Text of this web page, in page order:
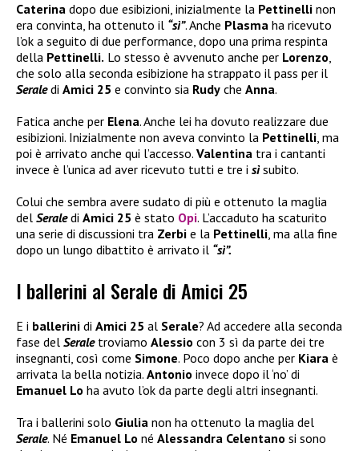
Caterina dopo due esibizioni, inizialmente la Pettinelli non
era convinta, ha ottenuto il “sì”. Anche Plasma ha ricevuto
l’ok a seguito di due performance, dopo una prima respinta
della Pettinelli. Lo stesso è avvenuto anche per Lorenzo,
che solo alla seconda esibizione ha strappato il pass per il
Seraledi Amici 25 e convinto sia Rudy che Anna.
Fatica anche per Elena. Anche lei ha dovuto realizzare due
esibizioni. Inizialmente non aveva convinto la Pettinelli, ma
poi è arrivato anche qui l’accesso. Valentina tra i cantanti
invece è l’unica ad aver ricevuto tutti e tre i sìsubito.
Colui che sembra avere sudato di più e ottenuto la maglia
del Seraledi Amici 25 è stato Opi. L’accaduto ha scaturito
una serie di discussioni tra Zerbi e la Pettinelli, ma alla fine
dopo un lungo dibattito è arrivato il “sì”.
I ballerini al Serale di Amici 25
E i ballerini di Amici 25 al Serale? Ad accedere alla seconda
fase del Seraletroviamo Alessio con 3 sì da parte dei tre
insegnanti, così come Simone. Poco dopo anche per Kiara è
arrivata la bella notizia. Antonio invece dopo il ‘no’ di
Emanuel Lo ha avuto l’ok da parte degli altri insegnanti.
Tra i ballerini solo Giulia non ha ottenuto la maglia del
Serale. Né Emanuel Lo né Alessandra Celentano si sono